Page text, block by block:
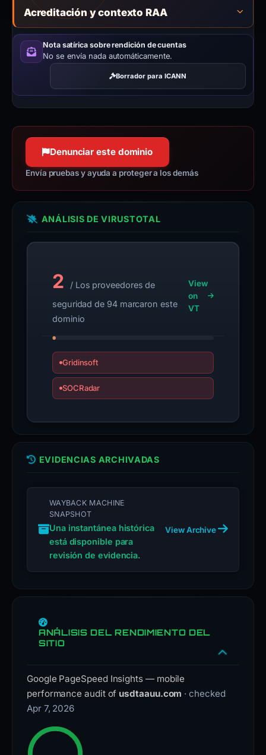
Acreditación y contexto RAA
Nota satírica sobre rendición de cuentas
No se envía nada automáticamente.
Borrador para ICANN
Denunciar este dominio
Envía pruebas y ayuda a proteger a los demás
ANÁLISIS DE VIRUSTOTAL
2
/ Los proveedores de
seguridad de 94 marcaron este
dominio
View
on
VT
Gridinsoft
SOCRadar
EVIDENCIAS ARCHIVADAS
WAYBACK MACHINE
SNAPSHOT
Una instantánea histórica
está disponible para
revisión de evidencia.
View Archive
ANÁLISIS DEL RENDIMIENTO DEL
SITIO
Google PageSpeed Insights — mobile
performance audit of usdtaauu.com · checked
Apr 7, 2026